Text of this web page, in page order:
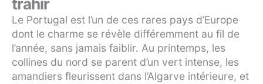
trahir
Le Portugal est l’un de ces rares pays d’Europe
dont le charme se révèle différemment au fil de
l’année, sans jamais faiblir. Au printemps, les
collines du nord se parent d’un vert intense, les
amandiers fleurissent dans l’Algarve intérieure, et